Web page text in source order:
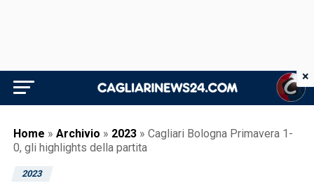
Home » Archivio » 2023 » Cagliari Bologna Primavera 1-
0, gli highlights della partita
2023
×